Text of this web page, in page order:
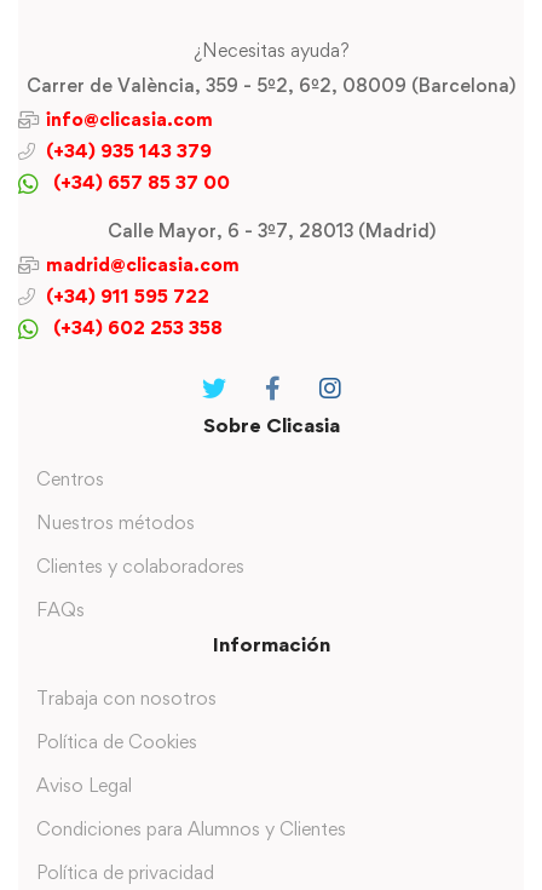
¿Necesitas ayuda?
Carrer de València, 359 - 5º2, 6º2, 08009 (Barcelona)
info@clicasia.com
(+34) 935 143 379
(+34) 657 85 37 00
Calle Mayor, 6 - 3º7, 28013 (Madrid)
madrid@clicasia.com
(+34) 911 595 722
(+34) 602 253 358
Sobre Clicasia
Centros
Nuestros métodos
Clientes y colaboradores
FAQs
Información
Trabaja con nosotros
Política de Cookies
Aviso Legal
Condiciones para Alumnos y Clientes
Política de privacidad